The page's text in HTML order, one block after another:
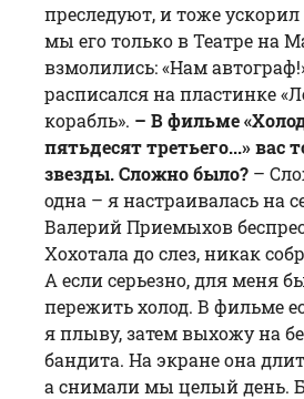
преследуют, и тоже
мы его только в Театре на
взмолились: «Нам
расписался на пластинке
корабль». – В фильме
пятьдесят третьего...» вас
звезды. Сложно было? –
одна – я настраивалась на
Валерий Приемыхов
Хохотала до слез, никак
А если серьезно, для меня
пережить холод. В фильме
я плыву, затем выхожу на
бандита. На экране она
а снимали мы целый день.